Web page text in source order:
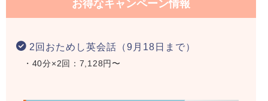
お得なキャンペーン情報
2回おためし英会話（9月18日まで）
・40分×2回：7,128円〜